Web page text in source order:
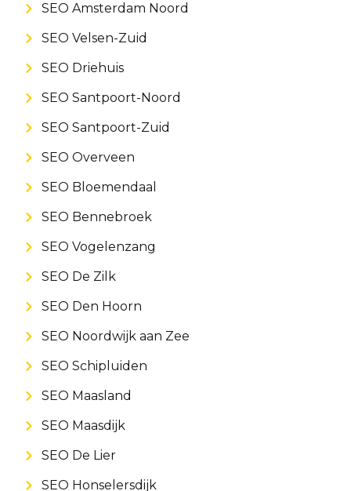
SEO Amsterdam Noord
SEO Velsen-Zuid
SEO Driehuis
SEO Santpoort-Noord
SEO Santpoort-Zuid
SEO Overveen
SEO Bloemendaal
SEO Bennebroek
SEO Vogelenzang
SEO De Zilk
SEO Den Hoorn
SEO Noordwijk aan Zee
SEO Schipluiden
SEO Maasland
SEO Maasdijk
SEO De Lier
SEO Honselersdijk